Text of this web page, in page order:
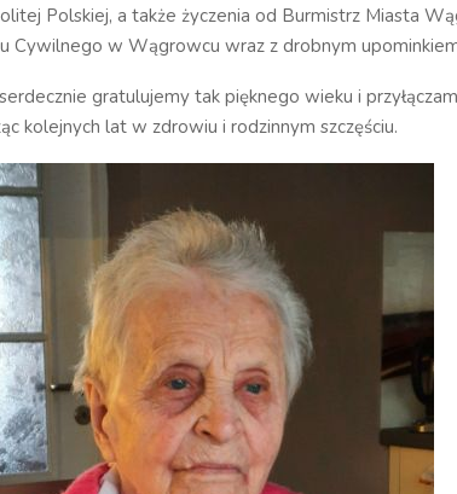
Polskiej, a także życzenia od Burmistrz Miasta
Cywilnego w Wągrowcu wraz z drobnym
gratulujemy tak pięknego wieku i
kolejnych lat w zdrowiu i rodzinnym szczęściu.